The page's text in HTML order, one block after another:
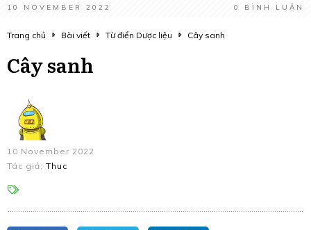
10 NOVEMBER 2022 0 BÌNH LUẬN
Trang chủ Bài viết Từ điển Dược liệu Cây sanh
Cây sanh
10 November 2022
Tác giả: Thuc